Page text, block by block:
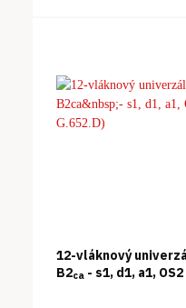
12-vláknový
B2ca - s1, d1, a1,